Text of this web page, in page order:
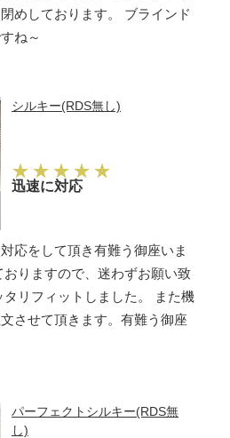
めしております。 ブラインド
ね～
シルキー(RDS無し)
迅速に対応
応をして頂き有難う御座いま
おりますので、迷わずお願い致
タリフィットしました。 また機
させて頂きます。有難う御座
パーフェクトシルキー(RDS無
し)